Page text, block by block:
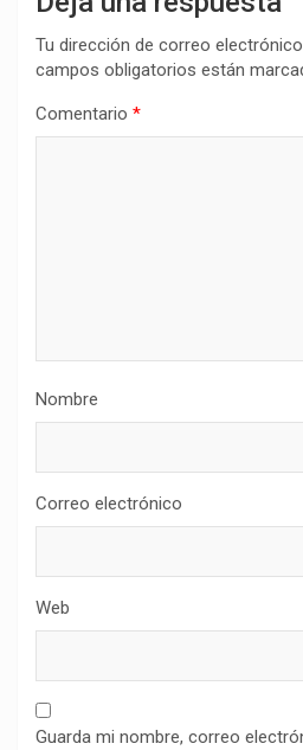
Tu dirección de correo
campos obligatorios están
Comentario *
Nombre
Correo electrónico
Web
Guarda mi nombre, correo